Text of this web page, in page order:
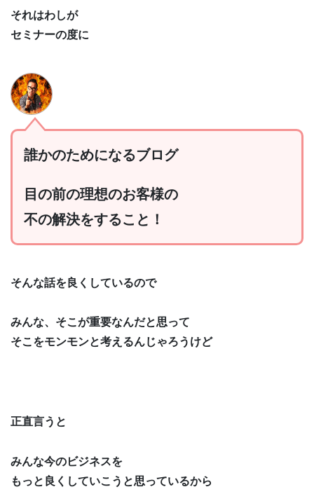
それはわしが
セミナーの度に
誰かのためになるブログ
目の前の理想のお客様の
不の解決をすること！
そんな話を良くしているので
みんな、そこが重要なんだと思って
そこをモンモンと考えるんじゃろうけど
正直言うと
みんな今のビジネスを
もっと良くしていこうと思っているから